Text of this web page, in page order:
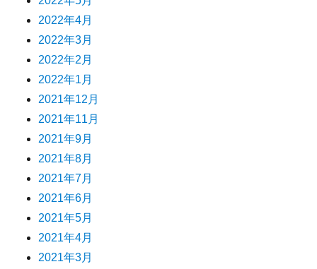
2022年4月
2022年3月
2022年2月
2022年1月
2021年12月
2021年11月
2021年9月
2021年8月
2021年7月
2021年6月
2021年5月
2021年4月
2021年3月